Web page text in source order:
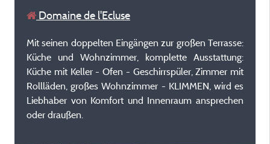
Domaine de l'Ecluse
Mit seinen doppelten Eingängen zur großen Terrasse:
Küche und Wohnzimmer, komplette Ausstattung:
Küche mit Keller - Ofen - Geschirrspüler, Zimmer mit
Rollläden, großes Wohnzimmer - KLIMMEN, wird es
Liebhaber von Komfort und Innenraum ansprechen
oder draußen.